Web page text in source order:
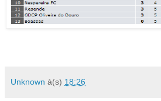
Unknown à(s) 18:26